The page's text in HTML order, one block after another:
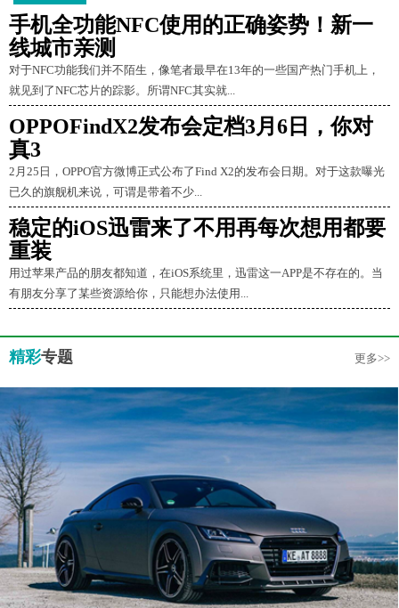
手机全功能NFC使用的正确姿势！新一
线城市亲测
对于NFC功能我们并不陌生，像笔者最早在13年的一些国产热门手机上，
就见到了NFC芯片的踪影。所谓NFC其实就...
OPPOFindX2发布会定档3月6日，你对
真3
2月25日，OPPO官方微博正式公布了Find X2的发布会日期。对于这款曝光
已久的旗舰机来说，可谓是带着不少...
稳定的iOS迅雷来了不用再每次想用都要
重装
用过苹果产品的朋友都知道，在iOS系统里，迅雷这一APP是不存在的。当
有朋友分享了某些资源给你，只能想办法使用...
精彩专题 更多>>